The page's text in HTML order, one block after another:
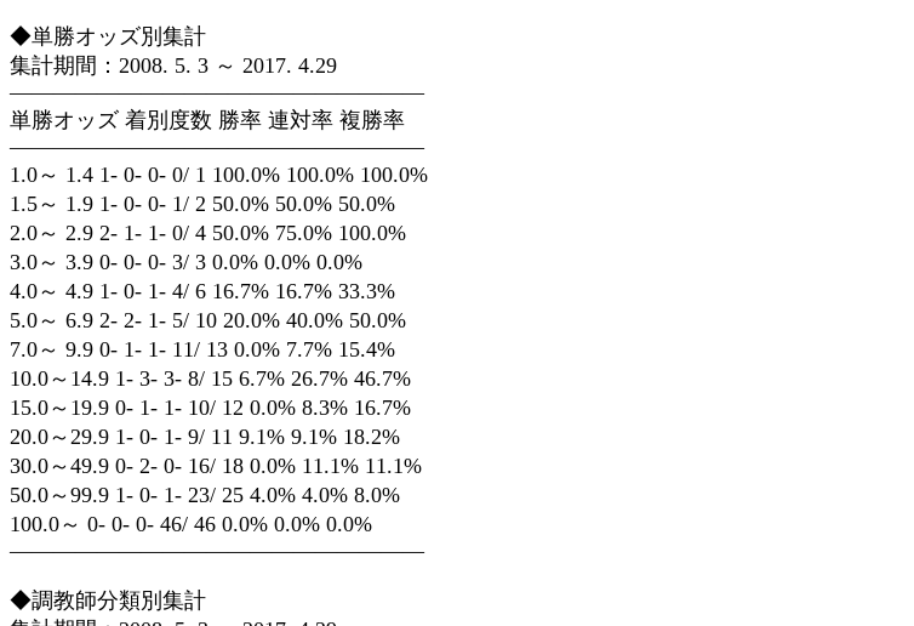
◆単勝オッズ別集計
集計期間：2008. 5. 3 ～ 2017. 4.29
———————————————————
単勝オッズ 着別度数 勝率 連対率 複勝率
———————————————————
1.0～ 1.4 1- 0- 0- 0/ 1 100.0% 100.0% 100.0%
1.5～ 1.9 1- 0- 0- 1/ 2 50.0% 50.0% 50.0%
2.0～ 2.9 2- 1- 1- 0/ 4 50.0% 75.0% 100.0%
3.0～ 3.9 0- 0- 0- 3/ 3 0.0% 0.0% 0.0%
4.0～ 4.9 1- 0- 1- 4/ 6 16.7% 16.7% 33.3%
5.0～ 6.9 2- 2- 1- 5/ 10 20.0% 40.0% 50.0%
7.0～ 9.9 0- 1- 1- 11/ 13 0.0% 7.7% 15.4%
10.0～14.9 1- 3- 3- 8/ 15 6.7% 26.7% 46.7%
15.0～19.9 0- 1- 1- 10/ 12 0.0% 8.3% 16.7%
20.0～29.9 1- 0- 1- 9/ 11 9.1% 9.1% 18.2%
30.0～49.9 0- 2- 0- 16/ 18 0.0% 11.1% 11.1%
50.0～99.9 1- 0- 1- 23/ 25 4.0% 4.0% 8.0%
100.0～ 0- 0- 0- 46/ 46 0.0% 0.0% 0.0%
———————————————————
◆調教師分類別集計